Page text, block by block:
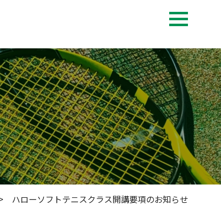
ローソフトテニスクラス開講要項のお知らせ